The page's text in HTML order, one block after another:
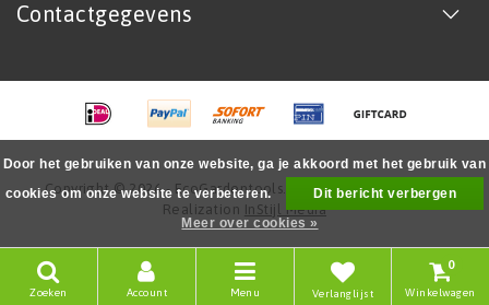
Contactgegevens
Copyright © 2026 - EcoGardentools.nl - All rights reserved -
Realization InStijl Media
Zoeken Account Menu Verlanglijst
0
Winkelwagen
Door het gebruiken van onze website, ga je akkoord met het gebruik van
cookies om onze website te verbeteren.
Dit bericht verbergen
Meer over cookies »